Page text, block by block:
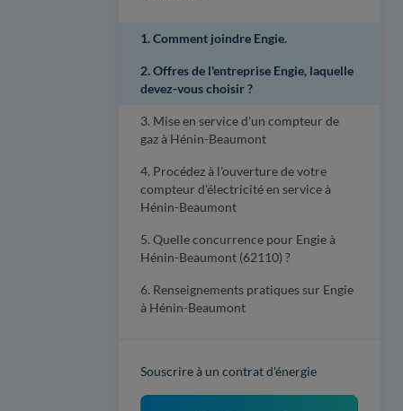
1. Comment joindre Engie.
2. Offres de l'entreprise Engie, laquelle
devez-vous choisir ?
3. Mise en service d'un compteur de
gaz à Hénin-Beaumont
4. Procédez à l'ouverture de votre
compteur d'électricité en service à
Hénin-Beaumont
5. Quelle concurrence pour Engie à
Hénin-Beaumont (62110) ?
6. Renseignements pratiques sur Engie
à Hénin-Beaumont
Souscrire à un contrat d'énergie